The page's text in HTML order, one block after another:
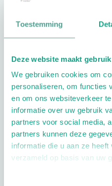
Toestemming
Deze website maakt
We gebruiken cookies om
personaliseren, om functies
en om ons websiteverkeer
informatie over uw gebruik
partners voor social media,
partners kunnen deze
informatie die u aan ze
verzameld op basis van uw
Diabetes Reuma
Extra opties